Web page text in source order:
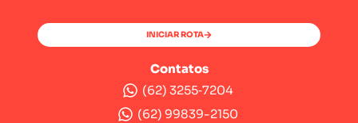
INICIAR ROTA
Contatos
(62) 3255‑7204‬
(62) 99839-2150